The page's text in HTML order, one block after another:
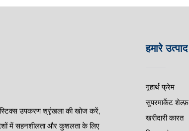
उपकरण श्रृंखला की खोज करें,
में सहनशीलता और कुशलता के लिए
हमारे उत्पाद
गृहार्थ फ्रेम
सुपरमार्केट शेल्फ़
खरीदारी कारत